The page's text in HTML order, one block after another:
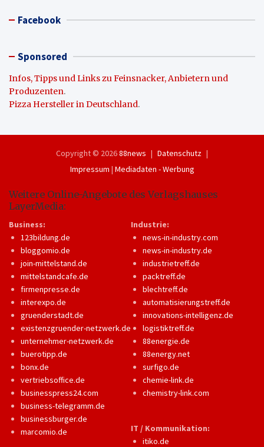
Facebook
Sponsored
Infos, Tipps und Links zu Feinsnacker, Anbietern und
Produzenten.
Pizza Hersteller in Deutschland.
Copyright © 202688news
Datenschutz
Impressum | Mediadaten - Werbung
Weitere Online-Angebote des Verlagshauses
LayerMedia:
Business:
123bildung.de
bloggomio.de
join-mittelstand.de
mittelstandcafe.de
firmenpresse.de
interexpo.de
gruenderstadt.de
existenzgruender-netzwerk.de
unternehmer-netzwerk.de
buerotipp.de
bonx.de
vertriebsoffice.de
businesspress24.com
business-telegramm.de
businessburger.de
marcomio.de
Industrie:
news-in-industry.com
news-in-industry.de
industrietreff.de
packtreff.de
blechtreff.de
automatisierungstreff.de
innovations-intelligenz.de
logistiktreff.de
88energie.de
88energy.net
surfigo.de
chemie-link.de
chemistry-link.com
IT / Kommunikation:
itiko.de